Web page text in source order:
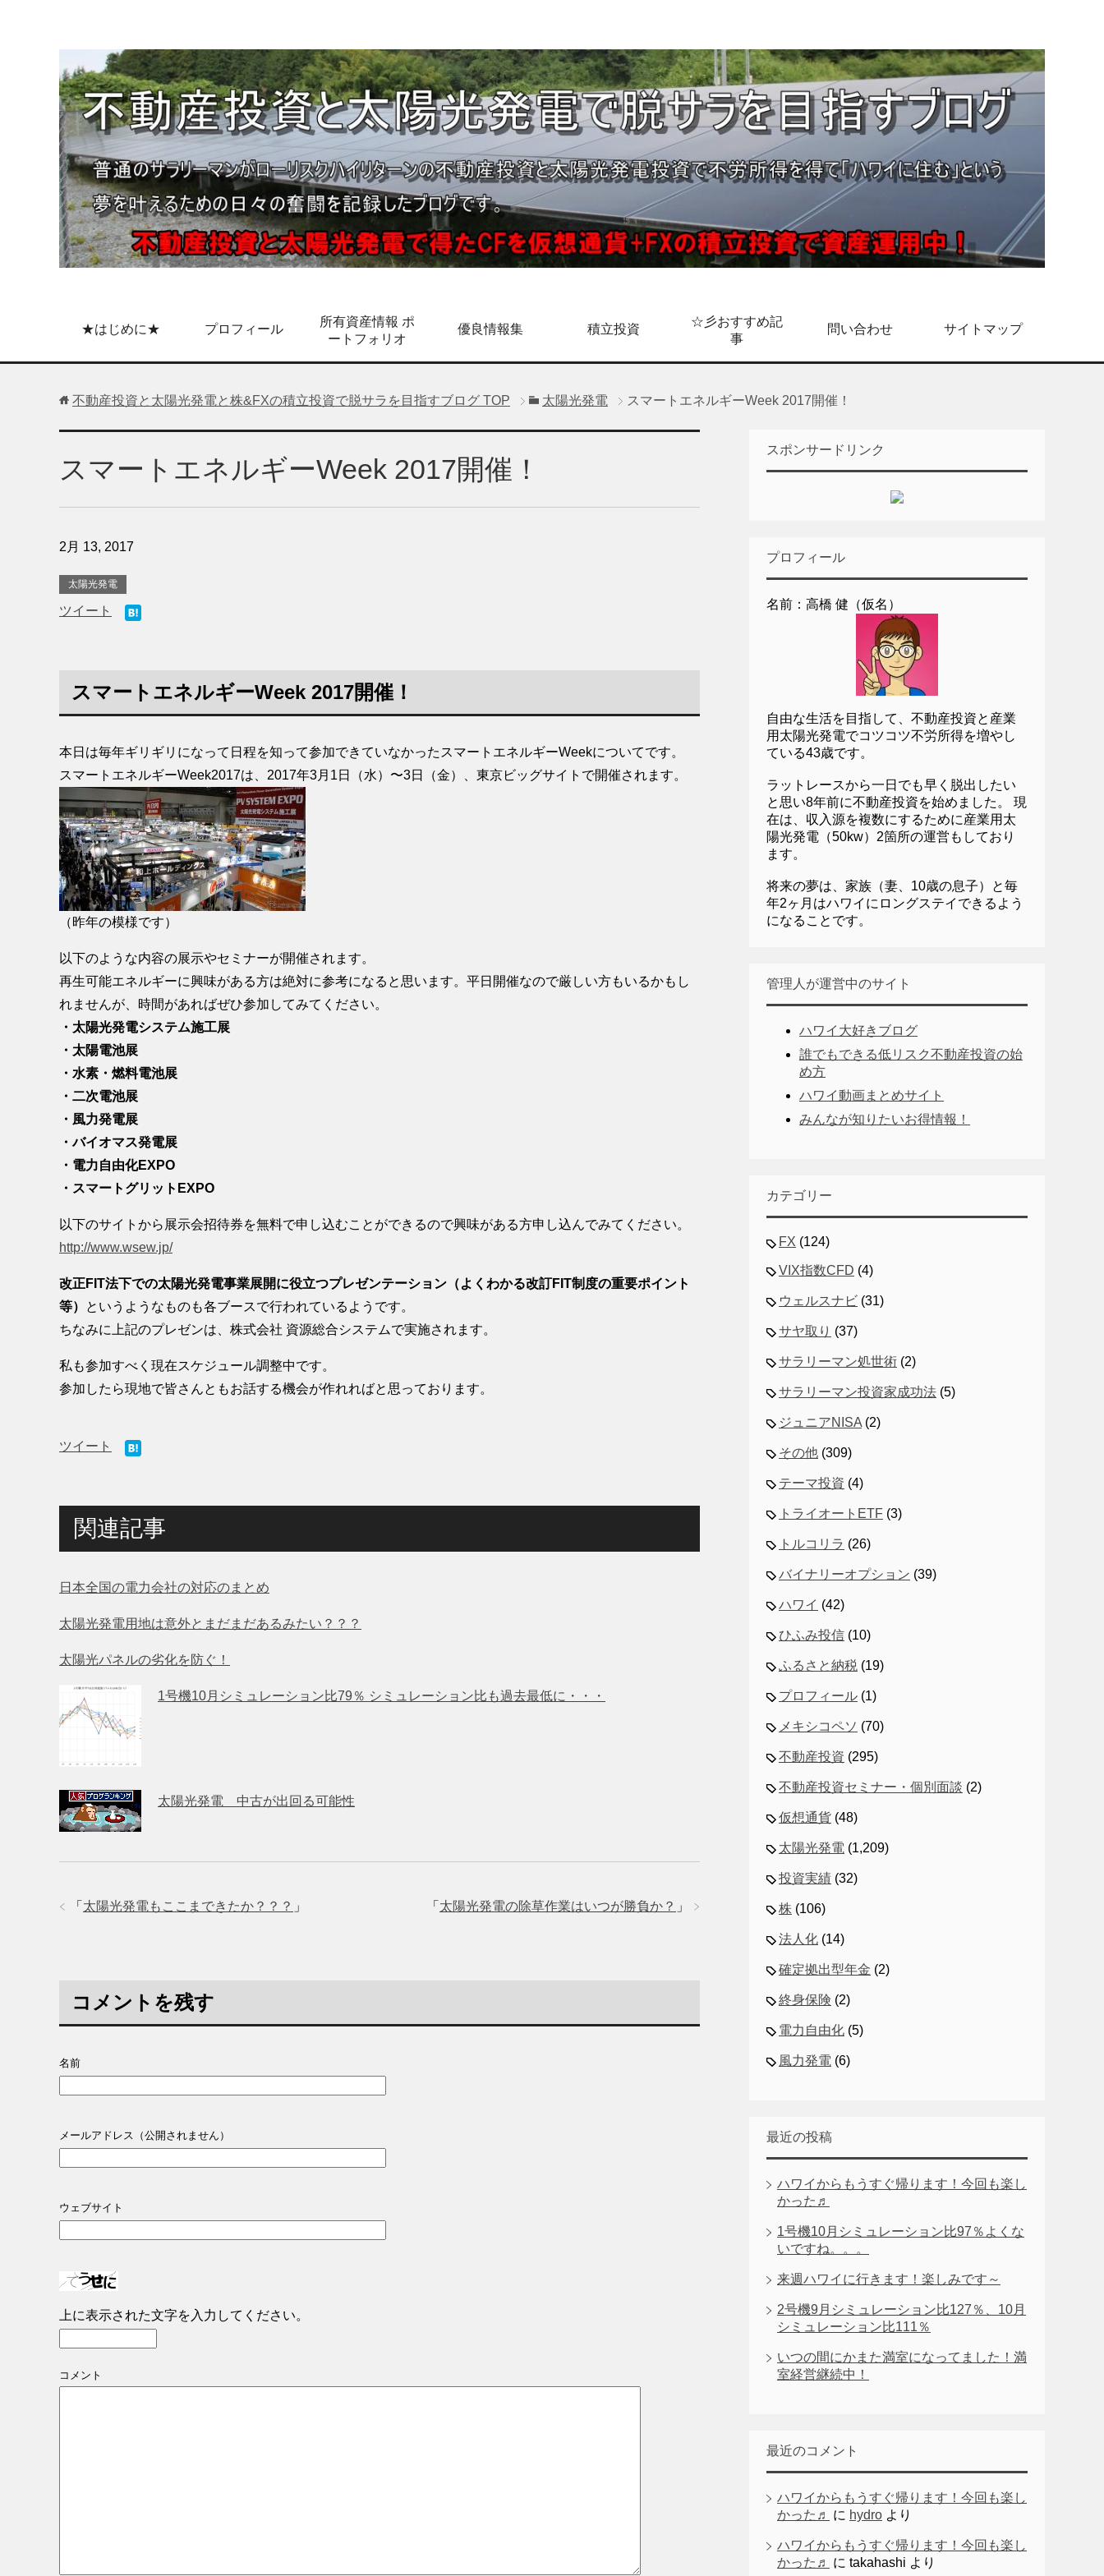
★はじめに★ プロフィール
所有資産情報 ポ
ートフォリオ
優良情報集 積立投資
☆彡おすすめ記
事
問い合わせ サイトマップ
不動産投資と太陽光発電と株&FXの積立投資で脱サラを目指すブログ TOP 太陽光発電 スマートエネルギーWeek 2017開催！
スマートエネルギーWeek 2017開催！
2月 13, 2017
太陽光発電
ツイート
スマートエネルギーWeek 2017開催！
本日は毎年ギリギリになって日程を知って参加できていなかったスマートエネルギーWeekについてです。
スマートエネルギーWeek2017は、2017年3月1日（水）〜3日（金）、東京ビッグサイトで開催されます。
（昨年の模様です）
以下のような内容の展示やセミナーが開催されます。
再生可能エネルギーに興味がある方は絶対に参考になると思います。平日開催なので厳しい方もいるかもし
れませんが、時間があればぜひ参加してみてください。
・太陽光発電システム施工展
・太陽電池展
・水素・燃料電池展
・二次電池展
・風力発電展
・バイオマス発電展
・電力自由化EXPO
・スマートグリットEXPO
以下のサイトから展示会招待券を無料で申し込むことができるので興味がある方申し込んでみてください。
http://www.wsew.jp/
改正FIT法下での太陽光発電事業展開に役立つプレゼンテーション（よくわかる改訂FIT制度の重要ポイント
等）
というようなものも各ブースで行われているようです。
ちなみに上記のプレゼンは、株式会社 資源総合システムで実施されます。
私も参加すべく現在スケジュール調整中です。
参加したら現地で皆さんともお話する機会が作れればと思っております。
ツイート
関連記事
日本全国の電力会社の対応のまとめ
太陽光発電用地は意外とまだまだあるみたい？？？
太陽光パネルの劣化を防ぐ！
1号機10月シミュレーション比79％ シミュレーション比も過去最低に・・・
太陽光発電 中古が出回る可能性
「 太陽光発電の除草作業はいつが勝負か？ 」
「 太陽光発電もここまできたか？？？ 」
コメントを残す
名前
メールアドレス（公開されません）
ウェブサイト
上に表示された文字を入力してください。
コメント
スポンサードリンク
プロフィール
名前：高橋 健（仮名）
自由な生活を目指して、不動産投資と産業
用太陽光発電でコツコツ不労所得を増やし
ている43歳です。
ラットレースから一日でも早く脱出したい
と思い8年前に不動産投資を始めました。 現
在は、収入源を複数にするために産業用太
陽光発電（50kw）2箇所の運営もしており
ます。
将来の夢は、家族（妻、10歳の息子）と毎
年2ヶ月はハワイにロングステイできるよう
になることです。
管理人が運営中のサイト
ハワイ大好きブログ
誰でもできる低リスク不動産投資の始
め方
ハワイ動画まとめサイト
みんなが知りたいお得情報！
カテゴリー
FX (124)
VIX指数CFD (4)
ウェルスナビ (31)
サヤ取り (37)
サラリーマン処世術 (2)
サラリーマン投資家成功法 (5)
ジュニアNISA (2)
その他 (309)
テーマ投資 (4)
トライオートETF (3)
トルコリラ (26)
バイナリーオプション (39)
ハワイ (42)
ひふみ投信 (10)
ふるさと納税 (19)
プロフィール (1)
メキシコペソ (70)
不動産投資 (295)
不動産投資セミナー・個別面談 (2)
仮想通貨 (48)
太陽光発電 (1,209)
投資実績 (32)
株 (106)
法人化 (14)
確定拠出型年金 (2)
終身保険 (2)
電力自由化 (5)
風力発電 (6)
最近の投稿
ハワイからもうすぐ帰ります！今回も楽し
かった♬
1号機10月シミュレーション比97％よくな
いですね。。。
来週ハワイに行きます！楽しみです～
2号機9月シミュレーション比127％、10月
シミュレーション比111％
いつの間にかまた満室になってました！満
室経営継続中！
最近のコメント
ハワイからもうすぐ帰ります！今回も楽し
かった♬
に hydro より
ハワイからもうすぐ帰ります！今回も楽し
かった♬
に takahashi より